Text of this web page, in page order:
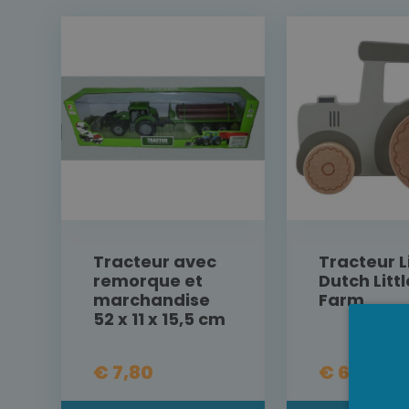
Tracteur avec
remorque et
marchandise
52 x 11 x 15,5 cm
€ 7,80
Tracteur
Dutch
Farm
€ 6,95